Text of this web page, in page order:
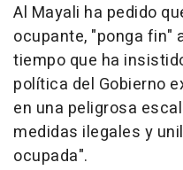
Al Mayali ha pedido
ocupante, "ponga fin"
tiempo que ha
política del Gobierno
en una peligrosa
medidas ilegales y
ocupada".